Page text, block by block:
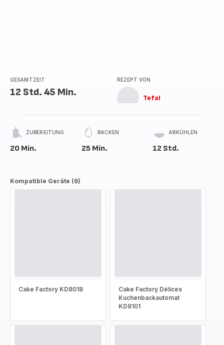
GESAMTZEIT
12 Std. 45 Min.
REZEPT VON
Tefal
ZUBEREITUNG
20 Min.
BACKEN
25 Min.
ABKÜHLEN
12 Std.
Kompatible Geräte (6)
Cake Factory KD8018
Cake Factory Délices
Kuchenbackautomat
KD8101